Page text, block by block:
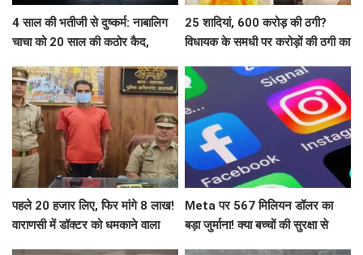
4 साल की भतीजी से दुष्कर्म: नाबालिग
चाचा को 20 साल की कठोर कैद,
25 शादियां, 600 करोड़ की ठगी?
विधायक के समधी पर करोड़ों की ठगी का
पहले 20 हजार लिए, फिर मांगे 8 लाख!
वाराणसी में डॉक्टर को धमकाने वाला
Meta पर 567 मिलियन डॉलर का
बड़ा जुर्माना! क्या बच्चों की सुरक्षा से